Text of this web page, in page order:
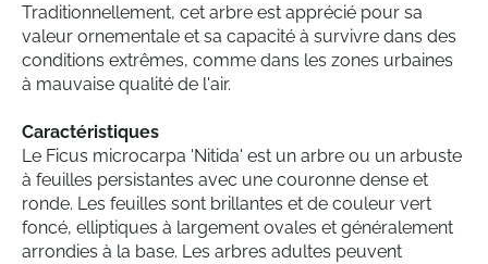
Traditionnellement, cet arbre est apprécié pour sa
valeur ornementale et sa capacité à survivre dans des
conditions extrêmes, comme dans les zones urbaines
à mauvaise qualité de l'air.
Caractéristiques
Le Ficus microcarpa 'Nitida' est un arbre ou un arbuste
à feuilles persistantes avec une couronne dense et
ronde. Les feuilles sont brillantes et de couleur vert
foncé, elliptiques à largement ovales et généralement
arrondies à la base. Les arbres adultes peuvent